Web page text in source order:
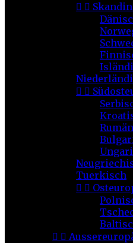
 
 
Tuerkisch
 
 